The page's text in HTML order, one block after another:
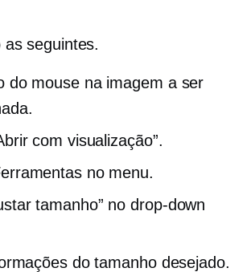
seguintes.
do mousena imagem a ser
com visualização”.
no menu.
tamanho” nodrop-down
do tamanho desejado.